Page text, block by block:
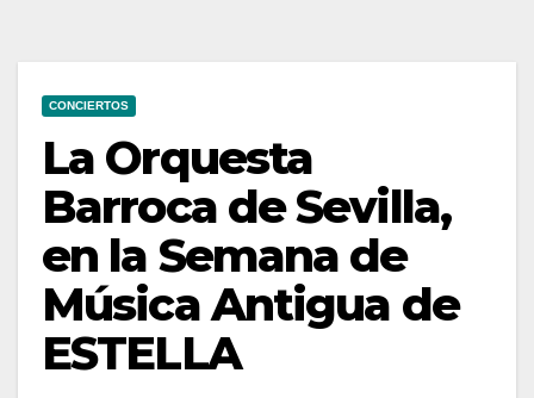
CONCIERTOS
La Orquesta
Barroca de Sevilla,
en la Semana de
Música Antigua de
ESTELLA